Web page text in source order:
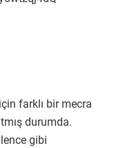
farklı bir mecra
durumda.
gibi